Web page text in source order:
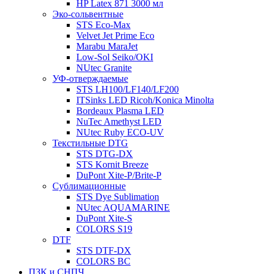
HP Latex 871 3000 мл
Эко-сольвентные
STS Eco-Max
Velvet Jet Prime Eco
Marabu MaraJet
Low-Sol Seiko/OKI
NUtec Granite
УФ-отверждаемые
STS LH100/LF140/LF200
ITSinks LED Ricoh/Konica Minolta
Bordeaux Plasma LED
NuTec Amethyst LED
NUtec Ruby ECO-UV
Текстильные DTG
STS DTG-DX
STS Kornit Breeze
DuPont Xite-P/Brite-P
Сублимационные
STS Dye Sublimation
NUtec AQUAMARINE
DuPont Xite-S
COLORS S19
DTF
STS DTF-DX
COLORS BC
ПЗК и СНПЧ